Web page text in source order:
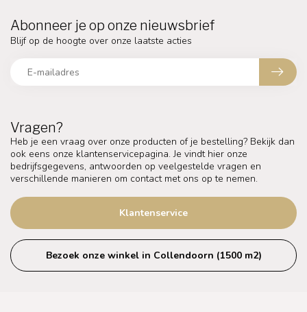
Vragen?
Heb je een vraag over onze producten of je bestelling? Bekijk dan
ook eens onze klantenservicepagina. Je vindt hier onze
bedrijfsgegevens, antwoorden op veelgestelde vragen en
verschillende manieren om contact met ons op te nemen.
Klantenservice
Bezoek onze winkel in Collendoorn (1500 m2)
Abonneer je op onze nieuwsbrief
Blijf op de hoogte over onze laatste acties